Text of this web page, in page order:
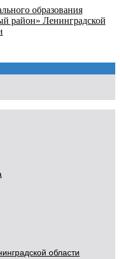
образования
район» Ленинградской
области